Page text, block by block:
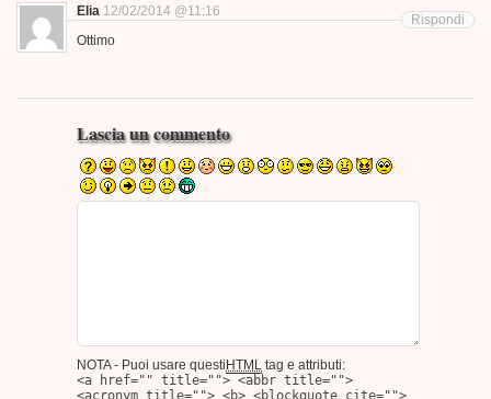
Elia 12/02/2014 @11:16
Ottimo
Rispondi
Lascia un commento
NOTA - Puoi usare questiHTML tag e attributi:
<a href="" title=""> <abbr title="">
<acronym title=""> <b> <blockquote cite="">